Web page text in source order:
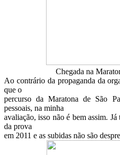
Chegada na
Ao contrário da propaganda da
que o
percurso da Maratona de São
pessoais, na minha
avaliação, isso não é bem assim.
da prova
em 2011 e as subidas não são